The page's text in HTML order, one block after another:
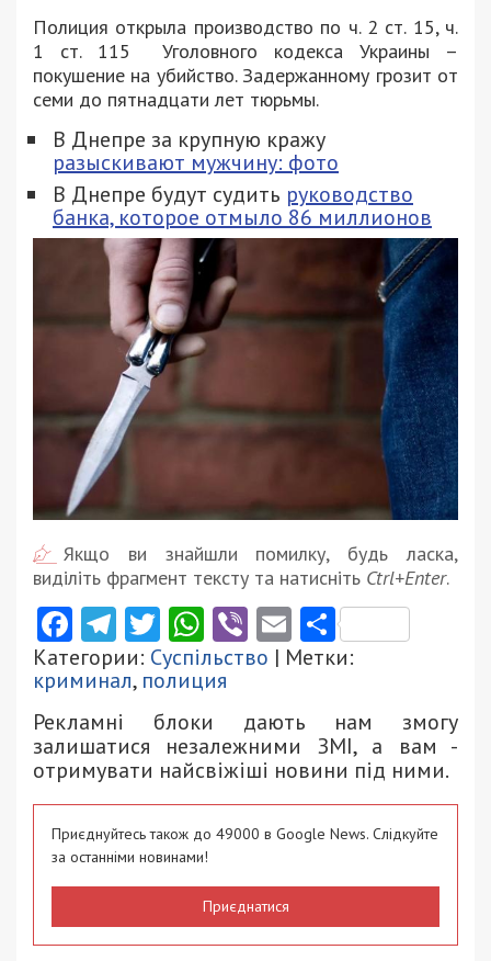
Полиция открыла производство по ч. 2 ст. 15, ч.
1 ст. 115 Уголовного кодекса Украины –
покушение на убийство. Задержанному грозит от
семи до пятнадцати лет тюрьмы.
В Днепре за крупную кражу
разыскивают мужчину: фото
В Днепре будут судить руководство
банка, которое отмыло 86 миллионов
Якщо ви знайшли помилку, будь ласка,
виділіть фрагмент тексту та натисніть Ctrl+Enter.
Facebook
Telegram
Twitter
WhatsApp
ViberEmail
Категории: Суспільство | Метки:
криминал, полиция
Рекламні блоки дають нам змогу
залишатися незалежними ЗМІ, а вам -
отримувати найсвіжіші новини під ними.
Приєднуйтесь також до 49000 в Google News. Слідкуйте
за останніми новинами!
Приєднатися